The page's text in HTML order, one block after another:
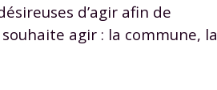
d’agir afin de
agir : la commune, la